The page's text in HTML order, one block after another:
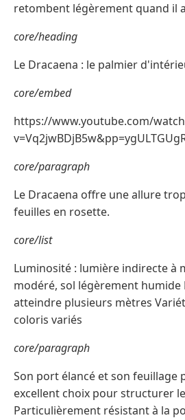
retombent légèrement quand il
core/heading
Le Dracaena : le palmier
core/embed
https://www.youtube.com/
core/paragraph
Le Dracaena offre une allure
feuilles en rosette.
core/list
Luminosité : lumière indirecte à
modéré, sol légèrement
atteindre plusieurs mètres
coloris variés
core/paragraph
Son port élancé et son feuillage
excellent choix pour structurer
Particulièrement résistant à la